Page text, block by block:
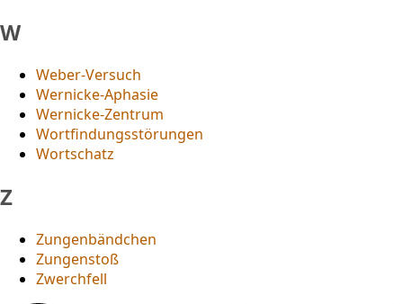
W
Weber-Versuch
Wernicke-Aphasie
Wernicke-Zentrum
Wortfindungsstörungen
Wortschatz
Z
Zungenbändchen
Zungenstoß
Zwerchfell